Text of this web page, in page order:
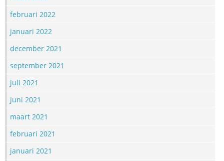
februari 2022
januari 2022
december 2021
september 2021
juli 2021
juni 2021
maart 2021
februari 2021
januari 2021